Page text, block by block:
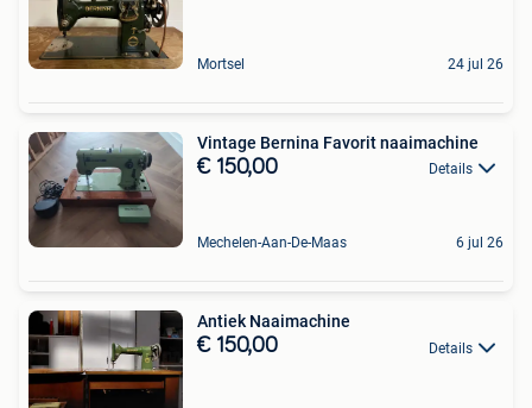
Mortsel 24 jul 26
Vintage Bernina Favorit naaimachine
€ 150,00 Details
Mechelen-Aan-De-Maas 6 jul 26
Antiek Naaimachine
€ 150,00 Details